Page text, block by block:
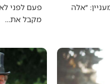
״אלה
פעם לפני
מקבל את…